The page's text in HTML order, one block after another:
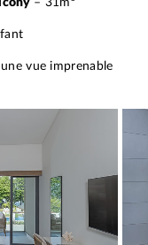
– 31m²
vue imprenable